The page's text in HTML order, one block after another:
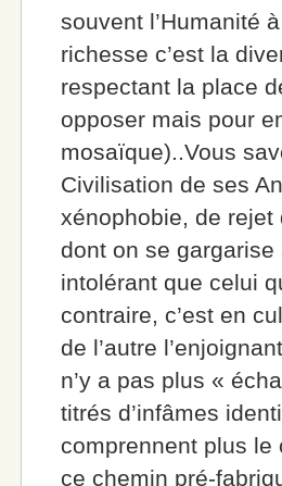
souvent l’Humanité
richesse c’est la
respectant la place
opposer mais pour
mosaïque)..Vous
Civilisation de ses
xénophobie, de
dont on se
intolérant que celui
contraire, c’est en
de l’autre
n’y a pas plus «
titrés d’infâmes
comprennent plus
ce chemin pré-